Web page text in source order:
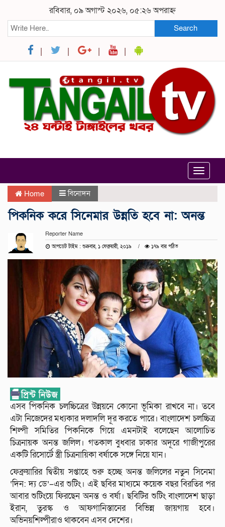
রবিবার, ০৯ অগাস্ট ২০২৬, ০৫:২৬ অপরাহ্ন
Search
Toggle
Home বিনোদন
পিকনিক করে সিনেমার উন্নতি হবে না: অনন্ত
Reporter Name
আপডেট টাইম : শুক্রবার, ১ ফেব্রুয়ারী, ২০১৯ ১৭৯ বার পঠিত
এসব পিকনিক চলচ্চিত্রের উন্নয়নে কোনো ভূমিকা রাখবে না। তবে
এটা নিজেদের মধ্যকার দলাদলি দূর করতে পারে। বাংলাদেশ চলচ্চিত্র
শিল্পী সমিতির পিকনিকে গিয়ে এমনটাই বলেছেন আলোচিত
চিত্রনায়ক অনন্ত জলিল। গতকাল বুধবার ঢাকার অদূরে গাজীপুরের
একটি রিসোর্টে স্ত্রী চিত্রনায়িকা বর্ষাকে সঙ্গে নিয়ে যান।
ফেব্রুয়ারির দ্বিতীয় সপ্তাহে শুরু হচ্ছে অনন্ত জলিলের নতুন সিনেমা
‘দিন: দ্য ডে’–এর শুটিং। এই ছবির মাধ্যমে কয়েক বছর বিরতির পর
আবার শুটিংয়ে ফিরছেন অনন্ত ও বর্ষা। ছবিটির শুটিং বাংলাদেশ ছাড়া
ইরান, তুরস্ক ও আফগানিস্তানের বিভিন্ন জায়গায় হবে।
অভিনয়শিল্পীরাও থাকবেন এসব দেশের।